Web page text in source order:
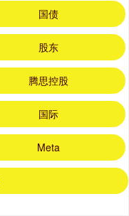
国债
股东
腾思控股
国际
Meta